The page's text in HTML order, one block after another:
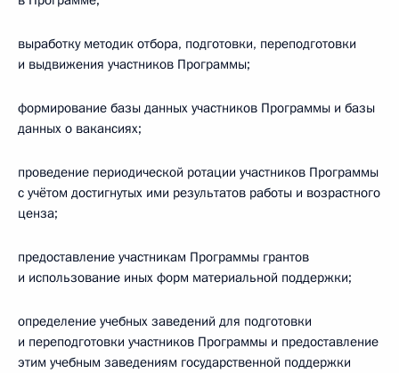
выработку методик отбора, подготовки, переподготовки
и выдвижения участников Программы;
формирование базы данных участников Программы и базы
данных о вакансиях;
проведение периодической ротации участников Программы
с учётом достигнутых ими результатов работы и возрастного
ценза;
предоставление участникам Программы грантов
и использование иных форм материальной поддержки;
определение учебных заведений для подготовки
и переподготовки участников Программы и предоставление
этим учебным заведениям государственной поддержки